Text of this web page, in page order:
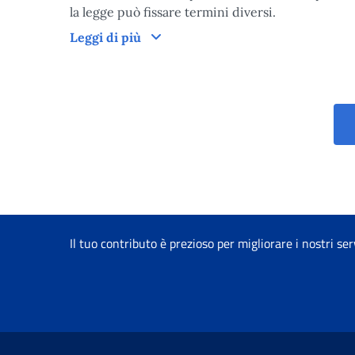
la legge può fissare termini diversi.
Leggi di più
Tempi di lavorazione del
Il tuo contributo è prezioso per migliorare i nostri